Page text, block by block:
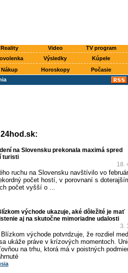
Reality Video TV program
Výsledky Kúpele
Nákup Horoskopy Počasie
na Slovensku prekonala maximá spred
turisti
18.
ruchu na Slovensku navštívilo vo
počet hostí, v porovnaní s
počet vyšší o ...
východe ukazuje, aké dôležité je mať
aj na skutočne mimoriadne udalosti
3.
východe potvrdzuje, že rozdiel
ukáže práve v krízových momentoch.
na trhu, ktorá má v poistných